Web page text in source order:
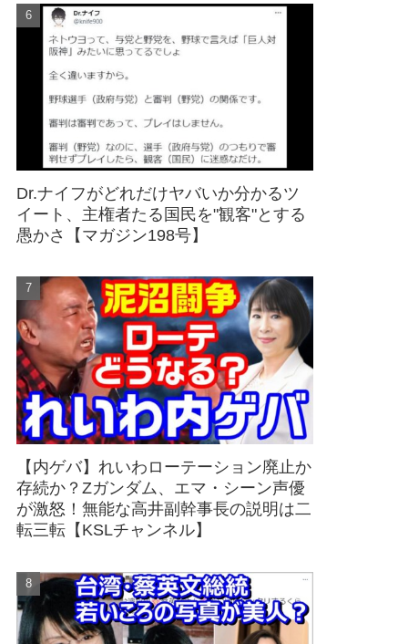
Dr.ナイフがどれだけヤバいか分かるツ
イート、主権者たる国民を"観客"とする
愚かさ【マガジン198号】
【内ゲバ】れいわローテーション廃止か
存続か？Zガンダム、エマ・シーン声優
が激怒！無能な高井副幹事長の説明は二
転三転【KSLチャンネル】